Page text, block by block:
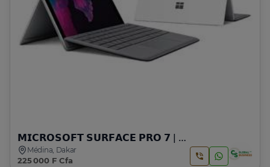
𝗠𝗜𝗖𝗥𝗢𝗦𝗢𝗙𝗧 𝗦𝗨𝗥𝗙𝗔𝗖𝗘 𝗣𝗥𝗢 𝟳 | 𝗜𝟱 | 𝟭𝟬 𝗚𝗘𝗡
Médina, Dakar
225 000 F Cfa